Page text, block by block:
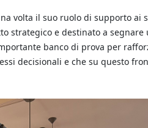
volta il suo ruolo di supporto ai
strategico e destinato a segnare
banco di prova per
decisionali e che su questo